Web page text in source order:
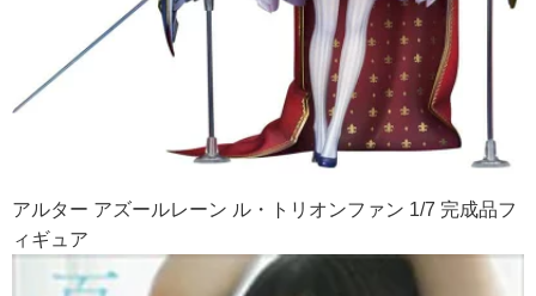
アルター アズールレーン ル・トリオンファン 1/7 完成品フ
ィギュア